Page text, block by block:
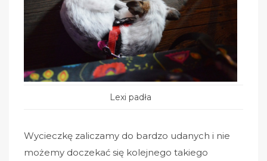
Lexi padła
Wycieczkę zaliczamy do bardzo udanych i nie
możemy doczekać się kolejnego takiego